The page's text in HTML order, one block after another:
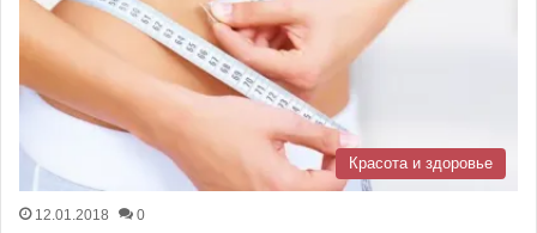
Красота и здоровье
12.01.2018 0